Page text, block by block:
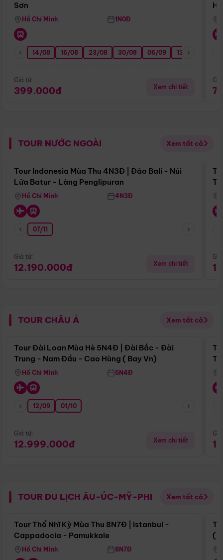
Sơn
Hồ Chí Minh 1N0Đ
14/08 16/08 23/08 30/08 06/09 13/09
Giá từ:
399.000đ Xem chi tiết
TOUR NƯỚC NGOÀI Xem tất cả
Điểm nổi bật
Tour Indonesia Mùa Thu 4N3Đ | Đảo Bali - Núi
Lửa Batur - Làng Penglipuran
Hồ Chí Minh 4N3Đ
07/11
Giá từ:
12.190.000đ Xem chi tiết
TOUR CHÂU Á Xem tất cả
Điểm nổi bật
Tour Đài Loan Mùa Hè 5N4Đ | Đài Bắc - Đài
Trung - Nam Đầu - Cao Hùng ( Bay Vn)
Hồ Chí Minh 5N4Đ
12/09 01/10
Giá từ:
12.999.000đ Xem chi tiết
TOUR DU LỊCH ÂU-ÚC-MỸ-PHI Xem tất cả
Điểm nổi bật
Tour Thổ Nhĩ Kỳ Mùa Thu 8N7Đ | Istanbul -
Cappadocia - Pamukkale
Hồ Chí Minh 8N7Đ